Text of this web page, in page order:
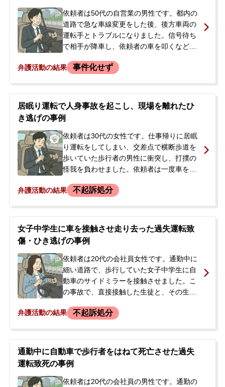
依頼者は50代の自営業の男性です。都内の
道路で急な車線変更をした後、後方車両の
運転手とトラブルになりました。信号待ち
で相手が降車し、依頼者の車を叩くなどし
際に相手の足を踏んで怪我をさせてしまい
を望んでいませんでしたが、依頼者が直接
電話した際の口論が原因で被害届が提出さ
れ、在宅事件として捜査されることになり
ました。逮捕や刑事処分への不安から、当
事務所へ相談されました。
弁護活動の結果 事件化せず
居眠り運転で人身事故を起こし、現場を離れたひ
き逃げの事例
依頼者は30代の女性です。仕事帰りに居眠
り運転をしてしまい、交差点で横断歩道を
歩いていた歩行者の男性に衝突し、打撲の
怪我を負わせました。依頼者は一度車を降
報することなくその場を立ち去ってしまい
されました。警察の取調べでは、依頼者の
説明に対して否定的な態度を取られ、「逮
捕だよ」と告げられるなど、厳しい追及を
受けました。シングルマザーである依頼者
は、子どもたちの生活のためにも逮捕され
ることだけは避けたいと強く願い、次の取
調べを前に当事務所へ相談に来られまし
弁護活動の結果 不起訴処分
女子中学生に車を接触させ走り去った過失運転致
傷・ひき逃げの事例
依頼者は20代の会社員女性です。通勤中に
細い道路で、歩行していた女子中学生に自
動車のサイドミラーを接触させました。こ
の事故で、直接接触した生徒と、その生徒
名が全治1週間の怪我を負いました。依頼者
を求められました。当初は身に覚えがない
と否認していましたが、警察から防犯カメ
ラに接触の様子が映っていると伝えられ、
今後の対応に不安を感じて相談に至りまし
弁護活動の結果 不起訴処分
通勤中に自動車で歩行者をはねて死亡させた過失
運転致死の事例
依頼者は20代の会社員の男性です。通勤の